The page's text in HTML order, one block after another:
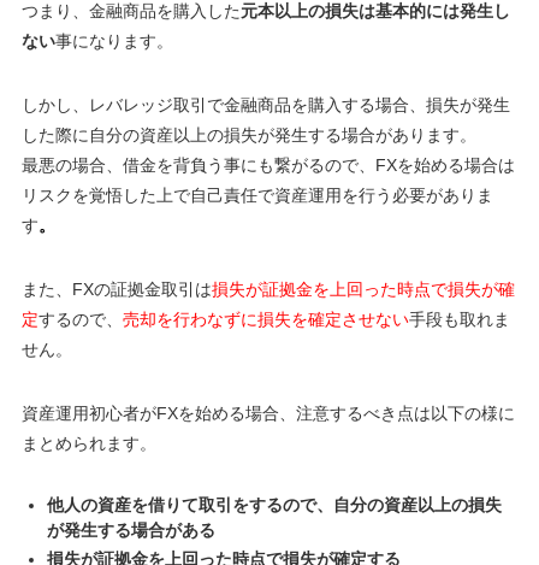
つまり、金融商品を購入した元本以上の損失は基本的には発生し
ない事になります。
しかし、レバレッジ取引で金融商品を購入する場合、 損失が発生
した際に自分の資産以上の損失が発生する場合があります。
最悪の場合、 借金を背負う事にも繋がるので、FXを始める場合は
リスクを覚悟した上で自己責任で資産運用を行う必要がありま
す。
また、FXの証拠金取引は損失が証拠金を上回った時点で損失が確
定するので、 売却を行わなずに損失を確定させない手段も取れま
せん。
資産運用初心者がFXを始める場合、注意するべき点は以下の様に
まとめられます。
他人の資産を借りて取引をするので、自分の資産以上の損失
が発生する場合がある
損失が証拠金を上回った時点で損失が確定する